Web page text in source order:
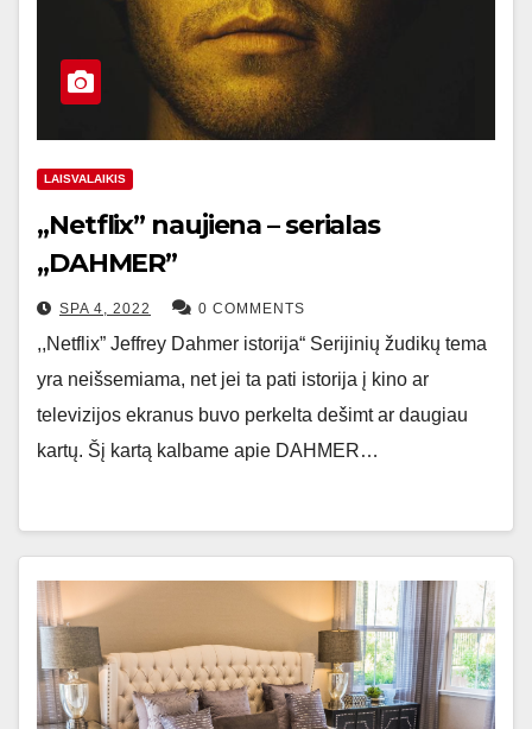
LAISVALAIKIS
„Netflix” naujiena – serialas
,,DAHMER”
SPA 4, 2022 0 COMMENTS
,,Netflix” Jeffrey Dahmer istorija“ Serijinių žudikų tema
yra neišsemiama, net jei ta pati istorija į kino ar
televizijos ekranus buvo perkelta dešimt ar daugiau
kartų. Šį kartą kalbame apie DAHMER…